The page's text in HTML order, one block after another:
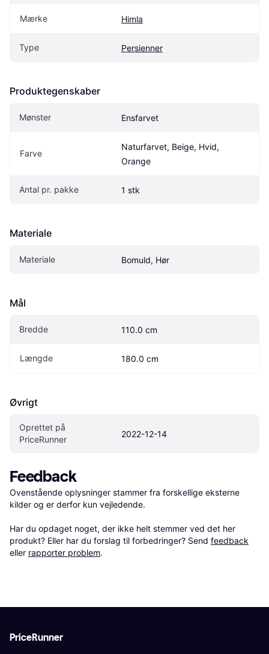
Mærke Himla
Type Persienner
Produktegenskaber
Mønster Ensfarvet
Farve
Naturfarvet, Beige, Hvid,
Orange
Antal pr. pakke 1 stk
Materiale
Materiale Bomuld, Hør
Mål
Bredde 110.0 cm
Længde 180.0 cm
Øvrigt
Oprettet på
PriceRunner
2022-12-14
Feedback
Ovenstående oplysninger stammer fra forskellige eksterne
kilder og er derfor kun vejledende.
Har du opdaget noget, der ikke helt stemmer ved det her
produkt? Eller har du forslag til forbedringer? Send feedback
eller rapporter problem.
PriceRunner